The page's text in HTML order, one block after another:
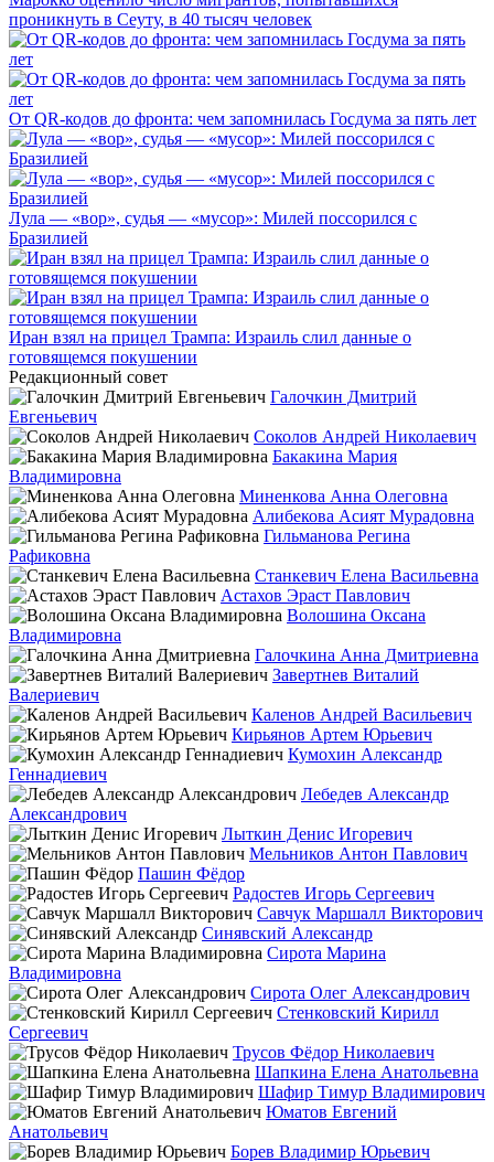
проникнуть в Сеуту, в 40 тысяч человек
От QR-кодов до фронта: чем запомнилась Госдума за пять лет
Лула — «вор», судья — «мусор»: Милей поссорился с
Бразилией
Иран взял на прицел Трампа: Израиль слил данные о
готовящемся покушении
Редакционный совет
Галочкин Дмитрий
Евгеньевич
Соколов Андрей Николаевич
Бакакина Мария
Владимировна
Миненкова Анна Олеговна
Алибекова Асият Мурадовна
Гильманова Регина
Рафиковна
Станкевич Елена Васильевна
Астахов Эраст Павлович
Волошина Оксана
Владимировна
Галочкина Анна Дмитриевна
Завертнев Виталий
Валериевич
Каленов Андрей Васильевич
Кирьянов Артем Юрьевич
Кумохин Александр
Геннадиевич
Лебедев Александр
Александрович
Лыткин Денис Игоревич
Мельников Антон Павлович
Пашин Фёдор
Радостев Игорь Сергеевич
Савчук Маршалл Викторович
Синявский Александр
Сирота Марина
Владимировна
Сирота Олег Александрович
Стенковский Кирилл
Сергеевич
Трусов Фёдор Николаевич
Шапкина Елена Анатольевна
Шафир Тимур Владимирович
Юматов Евгений
Анатольевич
Борев Владимир Юрьевич